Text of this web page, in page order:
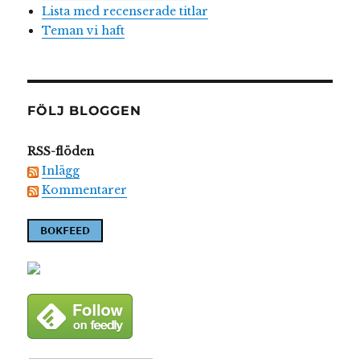
Lista med recenserade titlar
Teman vi haft
FÖLJ BLOGGEN
RSS-flöden
Inlägg
Kommentarer